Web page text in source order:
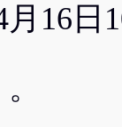
16日